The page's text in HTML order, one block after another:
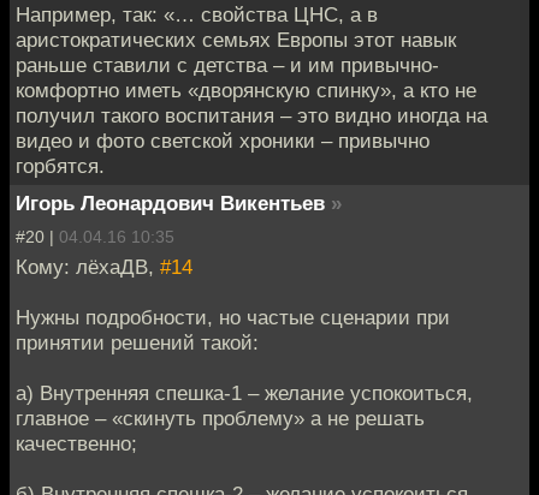
Например, так: «… свойства ЦНС, а в
аристократических семьях Европы этот навык
раньше ставили с детства – и им привычно-
комфортно иметь «дворянскую спинку», а кто не
получил такого воспитания – это видно иногда на
видео и фото светской хроники – привычно
горбятся.
Игорь Леонардович Викентьев »
#20 | 04.04.16 10:35
Кому: лёхаДВ, #14
Нужны подробности, но частые сценарии при
принятии решений такой:
а) Внутренняя спешка-1 – желание успокоиться,
главное – «скинуть проблему» а не решать
качественно;